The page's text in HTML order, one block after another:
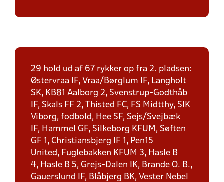
29 hold ud af 67 rykker op fra 2. pladsen:
Østervraa IF, Vraa/Børglum IF, Langholt
SK, KB81 Aalborg 2, Svenstrup-Godthåb
IF, Skals FF 2, Thisted FC, FS Midtthy, SIK
Viborg, fodbold, Hee SF, Sejs/Svejbæk
IF, Hammel GF, Silkeborg KFUM, Søften
GF 1, Christiansbjerg IF 1, Pen15
United, Fuglebakken KFUM 3, Hasle B
4, Hasle B 5, Grejs-Dalen IK, Brande O. B.,
Gauerslund IF, Blåbjerg BK, Vester Nebel